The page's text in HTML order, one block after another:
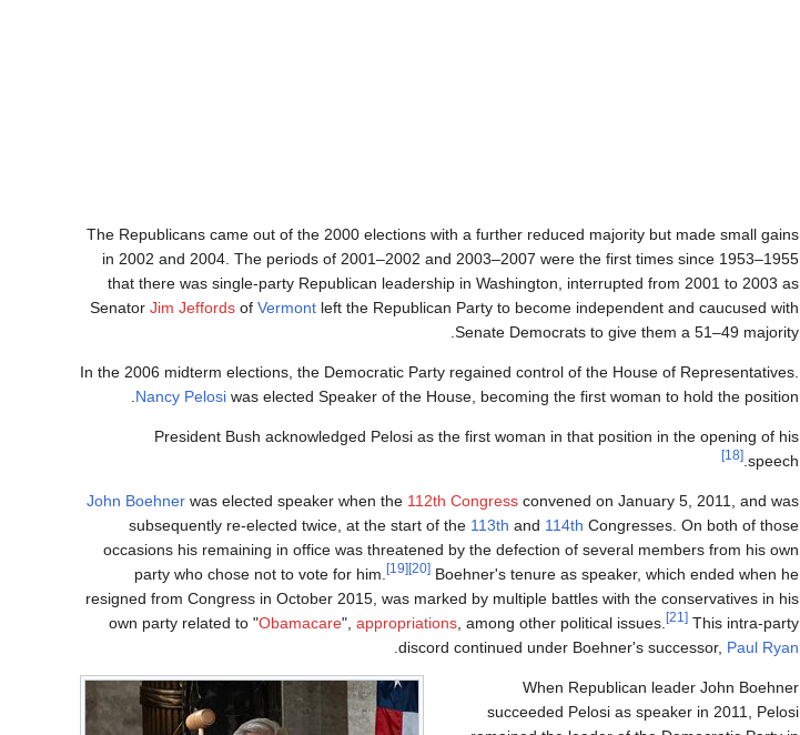
The Republicans came out of the 2000 elections with a further reduced majority but made small gains
in 2002 and 2004. The periods of 2001–2002 and 2003–2007 were the first times since 1953–1955
that there was single-party Republican leadership in Washington, interrupted from 2001 to 2003 as
SenatorJim Jeffords ofVermont left the Republican Party to become independent and caucused with
Senate Democrats to give them a 51–49 majority.
In the 2006 midterm elections, the Democratic Party regained control of the House of Representatives.
Nancy Pelosi was elected Speaker of the House, becoming the first woman to hold the position.
President Bush acknowledged Pelosi as the first woman in that position in the opening of his
speech.
[18]
John Boehner was elected speaker when the 112th Congress convened on January 5, 2011, and was
subsequently re-elected twice, at the start of the 113th and 114th Congresses. On both of those
occasions his remaining in office was threatened by the defection of several members from his own
party who chose not to vote for him.
[19] [20] Boehner's tenure as speaker, which ended when he
resigned from Congress in October 2015, was marked by multiple battles with the conservatives in his
own party related to "Obamacare",appropriations , among other political issues. [21] This intra-party
discord continued under Boehner's successor, Paul Ryan
.
When Republican leader John Boehner
succeeded Pelosi as speaker in 2011, Pelosi